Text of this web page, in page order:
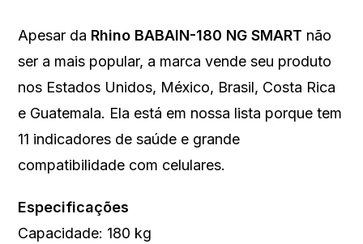
Apesar da Rhino BABAIN-180 NG SMART não
ser a mais popular, a marca vende seu produto
nos Estados Unidos, México, Brasil, Costa Rica
e Guatemala. Ela está em nossa lista porque tem
11 indicadores de saúde e grande
compatibilidade com celulares.
Especificações
Capacidade: 180 kg